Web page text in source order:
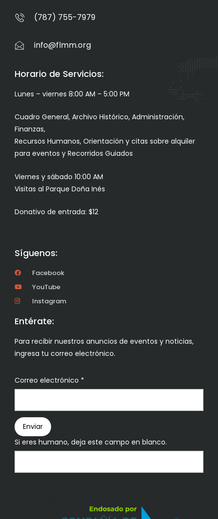
(787) 755-7979
info@flmm.org
Horario de Servicios:
Lunes – viernes 8:00 AM – 5:00 PM
Cuadro General, Archivo Histórico, Administración,
Finanzas,
Recursos Humanos, Orientación y citas sobre alquiler
para eventos y Recorridos Guiados
Viernes y sábado 10:00 AM
Visitas al Parque Doña Inés
Donativo de entrada: $12
Síguenos:
Facebook
YouTube
Instagram
Entérate:
Para recibir nuestros anuncios de eventos y noticias,
ingresa tu correo electrónico.
Boletín
Correo electrónico *
Enviar
Si eres humano, deja este campo en blanco.